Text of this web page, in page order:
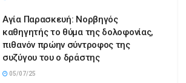
Αγία Παρασκευή: Νορβηγός
καθηγητής το θύμα της δολοφονίας,
πιθανόν πρώην σύντροφος της
συζύγου του ο δράστης
05/07/25